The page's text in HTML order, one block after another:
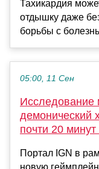
Тахикардия
отдышку даже
борьбы с
05:00, 11 Сен
Исследование
демонический
почти 20
Портал IGN в